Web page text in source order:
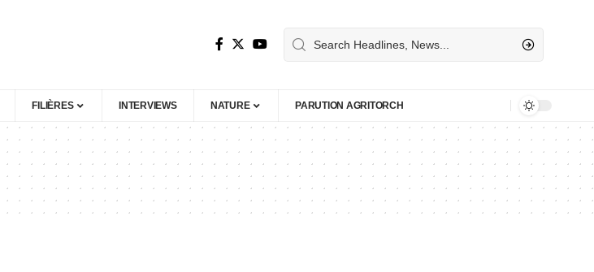
FILIÈRES INTERVIEWS NATURE PARUTION AGRITORCH